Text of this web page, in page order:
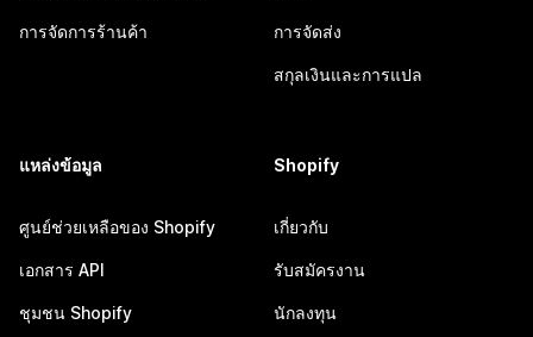
การจัดการร้านค้า การจัดส่ง
สกุลเงินและการแปล
แหล่งข้อมูล
ศูนย์ช่วยเหลือของ Shopify
เอกสาร API
ชุมชน Shopify
Shopify
เกี่ยวกับ
รับสมัครงาน
นักลงทุน